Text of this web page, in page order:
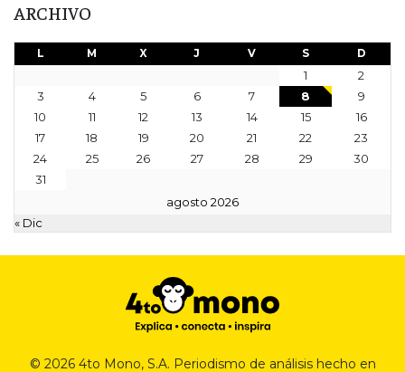
ARCHIVO
agosto 2026
L M X J V S D
1
2
3
4 5 6 7 8
9
10
11 12 13 14 15
16
17
18 19 20 21 22
23
24
25 26 27 28 29
30
31
« Dic
© 2026 4to Mono, S.A. Periodismo de análisis hecho en